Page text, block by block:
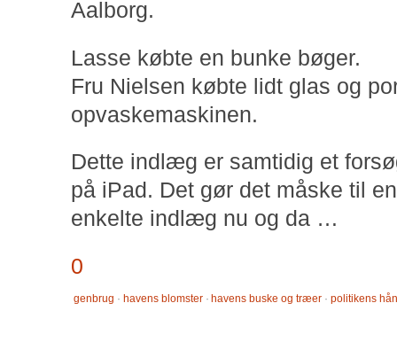
Aalborg.
Lasse købte en bunke bøger.
Fru Nielsen købte lidt glas og
opvaskemaskinen.
Dette indlæg er samtidig et
på iPad. Det gør det måske til
enkelte indlæg nu og da …
0
genbrug · havens blomster · havens buske og træer · politikens